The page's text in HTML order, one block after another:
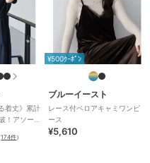
ができます。ぜひご登録くだ
ン、素材の質感等が多少変更
の色と異なって見える場合が
味となっておりますのでご確
っては実物の色味と異なって
着丈》累計
！アソー
174件）
¥500ｸｰﾎﾟﾝ
ブルーイースト
レース付ベロアキャミワンピ
ース
¥5,610